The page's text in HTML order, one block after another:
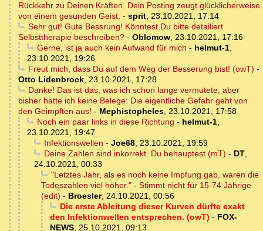
Rückkehr zu Deinen Kräften. Dein Posting zeugt glücklicherweise
von einem gesunden Geist. - sprit 23.10.2021, 17:14
Sehr gut! Gute Bessrung! Könntest Du bitte detailiert
Selbsttherapie beschreiben? - Oblomow 23.10.2021, 17:16
Gerne, ist ja auch kein Aufwand für mich - helmut-1,
23.10.2021, 19:26
Freut mich, dass Du auf dem Weg der Besserung bist! (owT) -
Otto Lidenbrock 23.10.2021, 17:28
Danke! Das ist das, was ich schon lange vermutete, aber
bisher hatte ich keine Belege: Die eigentliche Gefahr geht von
den Geimpften aus! - Mephistopheles 23.10.2021, 17:58
Noch ein paar links in diese Richtung - helmut-1,
23.10.2021, 19:47
Infektionswellen - Joe68, 23.10.2021, 19:59
Deine Zahlen sind inkorrekt. Du behauptest (mT) - DT,
24.10.2021, 00:33
"Letztes Jahr, als es noch keine Impfung gab, waren die
Todeszahlen viel höher." - Stimmt nicht für 15-74 Jährige
(edit) - Broesler, 24.10.2021, 00:56
Die erste Ableitung dieser Kurven dürfte exakt
den Infektionwellen entsprechen. (owT) - FOX-
NEWS 25.10.2021, 09:13